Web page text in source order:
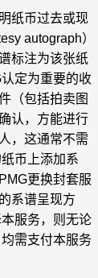
纸币过去或现
autograph）
标注为该张纸
定为重要的收
（包括拍卖图
认，方能进行
，这通常不需
币上添加系
更换封套服
系谱呈现方
服务，则无论
需支付本服务